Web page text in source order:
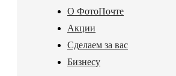
О ФотоПочте
Акции
Сделаем за вас
Бизнесу